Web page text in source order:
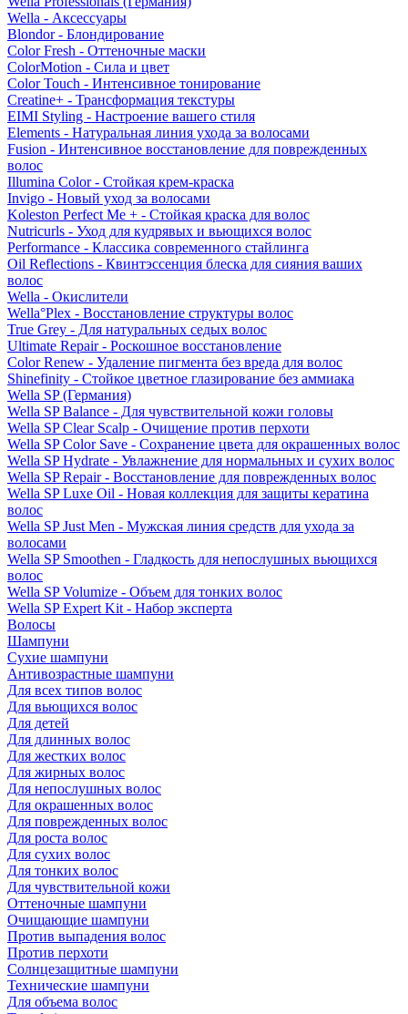
Wella - Аксессуары
Blondor - Блондирование
Color Fresh - Оттеночные маски
ColorMotion - Сила и цвет
Color Touch - Интенсивное тонирование
Creatine+ - Трансформация текстуры
EIMI Styling - Настроение вашего стиля
Elements - Натуральная линия ухода за волосами
Fusion - Интенсивное восстановление для поврежденных
волос
Illumina Color - Стойкая крем-краска
Invigo - Новый уход за волосами
Koleston Perfect Me + - Стойкая краска для волос
Nutricurls - Уход для кудрявых и вьющихся волос
Performance - Классика современного стайлинга
Oil Reflections - Квинтэссенция блеска для сияния ваших
волос
Wella - Окислители
Wella°Plex - Восстановление структуры волос
True Grey - Для натуральных седых волос
Ultimate Repair - Роскошное восстановление
Color Renew - Удаление пигмента без вреда для волос
Shinefinity - Стойкое цветное глазирование без аммиака
Wella SP (Германия)
Wella SP Balance - Для чувствительной кожи головы
Wella SP Clear Scalp - Очищение против перхоти
Wella SP Color Save - Сохранение цвета для окрашенных волос
Wella SP Hydrate - Увлажнение для нормальных и сухих волос
Wella SP Repair - Восстановление для поврежденных волос
Wella SP Luxe Oil - Новая коллекция для защиты кератина
волос
Wella SP Just Men - Мужская линия средств для ухода за
волосами
Wella SP Smoothen - Гладкость для непослушных вьющихся
волос
Wella SP Volumize - Объем для тонких волос
Wella SP Expert Kit - Набор эксперта
Волосы
Шампуни
Сухие шампуни
Антивозрастные шампуни
Для всех типов волос
Для вьющихся волос
Для детей
Для длинных волос
Для жестких волос
Для жирных волос
Для непослушных волос
Для окрашенных волос
Для поврежденных волос
Для роста волос
Для сухих волос
Для тонких волос
Для чувствительной кожи
Оттеночные шампуни
Очищающие шампуни
Против выпадения волос
Против перхоти
Солнцезащитные шампуни
Технические шампуни
Для объема волос